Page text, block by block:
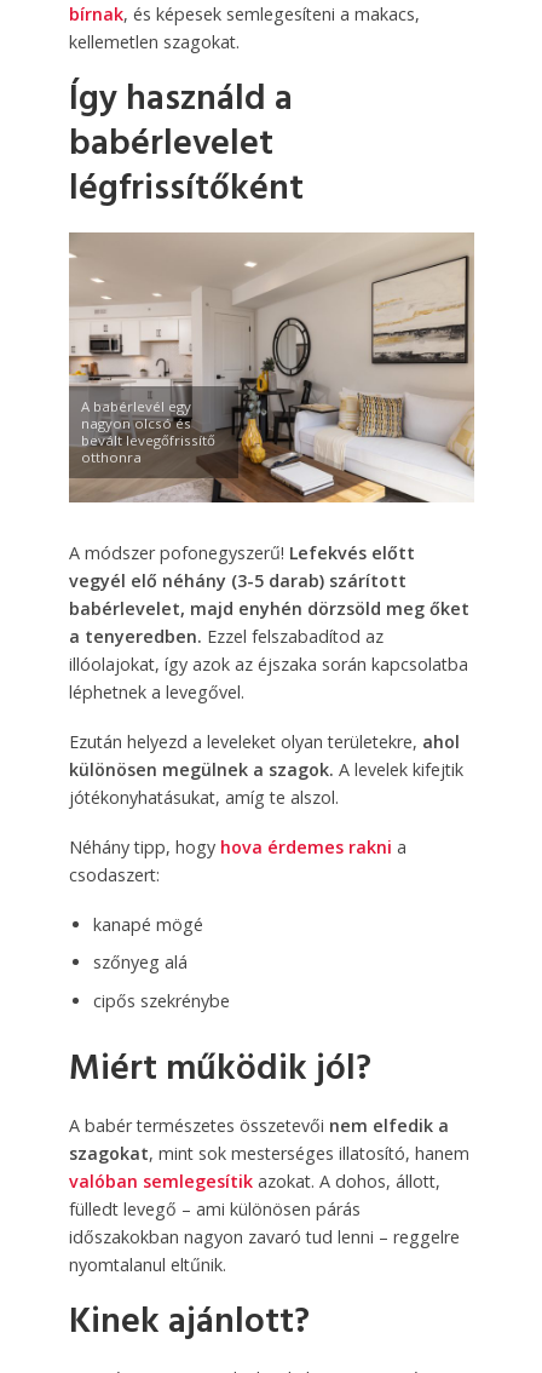
bírnak, és képesek semlegesíteni a makacs,
kellemetlen szagokat.
Így használd a
babérlevelet
légfrissítőként
A babérlevél egy
nagyon olcsó és
bevált levegőfrissítő
otthonra
A módszer pofonegyszerű! Lefekvés előtt
vegyél elő néhány (3-5 darab) szárított
babérlevelet, majd enyhén dörzsöld meg őket
a tenyeredben. Ezzel felszabadítod az
illóolajokat, így azok az éjszaka során kapcsolatba
léphetnek a levegővel.
Ezután helyezd a leveleket olyan területekre, ahol
különösen megülnek a szagok. A levelek kifejtik
jótékonyhatásukat, amíg te alszol.
Néhány tipp, hogy hova érdemes rakni a
csodaszert:
kanapé mögé
szőnyeg alá
cipős szekrénybe
Miért működik jól?
A babér természetes összetevői nem elfedik a
szagokat, mint sok mesterséges illatosító, hanem
valóban semlegesítikazokat. A dohos, állott,
fülledt levegő – ami különösen párás
időszakokban nagyon zavaró tud lenni – reggelre
nyomtalanul eltűnik.
Kinek ajánlott?